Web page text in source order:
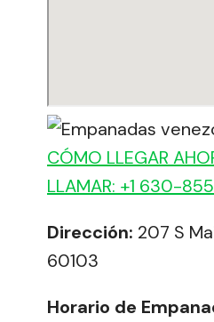
CÓMO LLEGAR
LLAMAR: +1 630-
Dirección: 207 S
60103
Horario de